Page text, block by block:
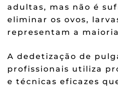
adultas, mas não é
eliminar os ovos,
representam a
A dedetização de
profissionais utiliza
e técnicas eficazes